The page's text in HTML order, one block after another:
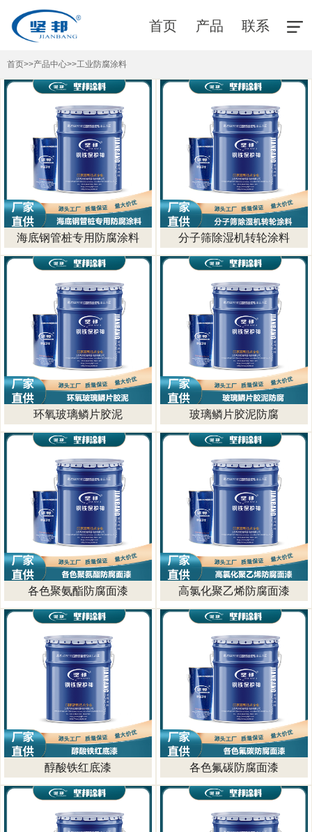
首页 产品 联系
首页>>产品中心>>工业防腐涂料
海底钢管桩专用防腐涂料 分子筛除湿机转轮涂料
环氧玻璃鳞片胶泥 玻璃鳞片胶泥防腐
各色聚氨酯防腐面漆 高氯化聚乙烯防腐面漆
醇酸铁红底漆 各色氟碳防腐面漆